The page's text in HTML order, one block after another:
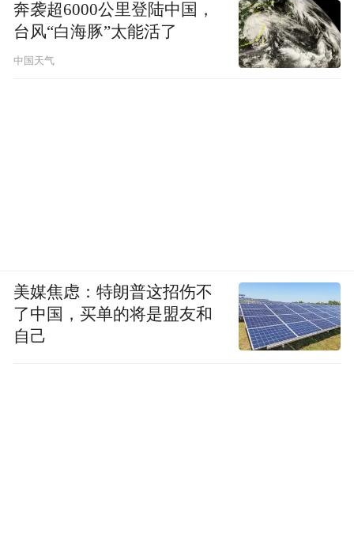
奔袭超6000公里登陆中国，
台风“白海豚”太能活了
中国天气
美媒焦虑：特朗普这招伤不
了中国，买单的将是盟友和
自己